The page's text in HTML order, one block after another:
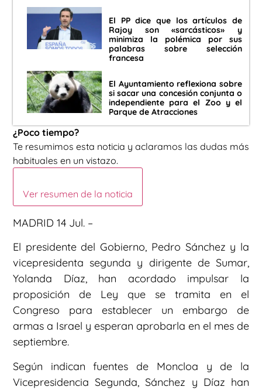
El PP dice que los artículos de
Rajoy son «sarcásticos» y
minimiza la polémica por sus
palabras sobre selección
francesa
El Ayuntamiento reflexiona sobre
si sacar una concesión conjunta o
independiente para el Zoo y el
Parque de Atracciones
¿Poco tiempo?
Te resumimos esta noticia y aclaramos las dudas más
habituales en un vistazo.
Ver resumen de la noticia
MADRID 14 Jul. –
El presidente del Gobierno, Pedro Sánchez y la
vicepresidenta segunda y dirigente de Sumar,
Yolanda Díaz, han acordado impulsar la
proposición de Ley que se tramita en el
Congreso para establecer un embargo de
armas a Israel y esperan aprobarla en el mes de
septiembre.
Según indican fuentes de Moncloa y de la
Vicepresidencia Segunda, Sánchez y Díaz han